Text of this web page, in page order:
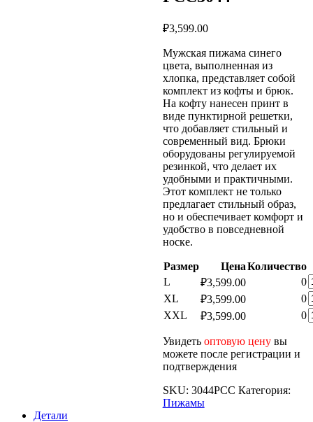
₽3,599.00
Мужская пижама синего
цвета, выполненная из
хлопка, представляет собой
комплект из кофты и брюк.
На кофту нанесен принт в
виде пунктирной решетки,
что добавляет стильный и
современный вид. Брюки
оборудованы регулируемой
резинкой, что делает их
удобными и практичными.
Этот комплект не только
предлагает стильный образ,
но и обеспечивает комфорт и
удобство в повседневной
носке.
Размер ЦенаКоличество
L
₽3,599.00 0
XL ₽3,599.00 0
XXL ₽3,599.00 0
Увидеть оптовую ценувы
можете после регистрации и
подтверждения
SKU: 3044PCC Категория:
Пижамы
Детали